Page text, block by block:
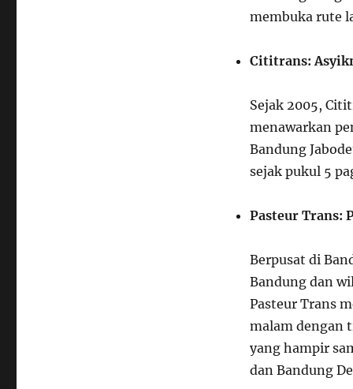
membuka rute
Cititrans:
Sejak 2005,
menawarkan
Bandung
sejak pukul 5
Pasteur Trans:
Berpusat di
Bandung dan
Pasteur Trans
malam dengan
yang hampir
dan Bandung